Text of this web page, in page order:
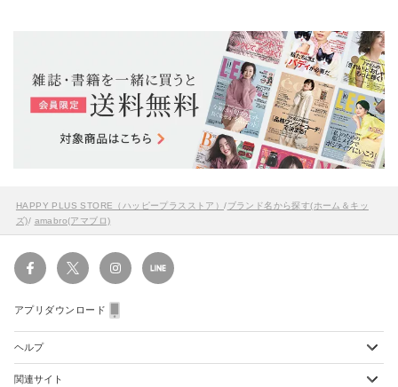
HAPPY PLUS STORE（ハッピープラスストア）/ブランド名から探す(ホーム＆キッ
ズ)/ amabro(アマブロ)
アプリダウンロード
ヘルプ
ショッピングガイド
関連サイト